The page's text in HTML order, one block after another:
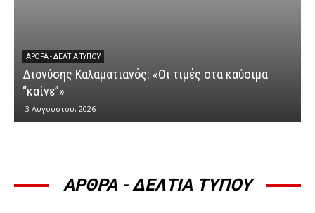
ΆΡΘΡΑ - ΔΕΛΤΊΑ ΤΎΠΟΥ
Διονύσης Καλαματιανός: «Οι τιμές στα καύσιμα
“καίνε”»
3 Αυγούστου, 2026
ΑΡΘΡΑ - ΔΕΛΤΙΑ ΤΥΠΟΥ
ΆΡΘΡΑ - ΔΕΛΤΊΑ ΤΎΠΟΥ